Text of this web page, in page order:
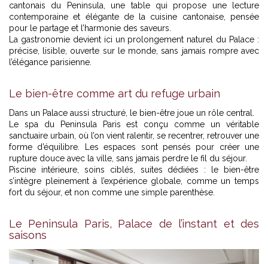
cantonais du Peninsula, une table qui propose une lecture
contemporaine et élégante de la cuisine cantonaise, pensée
pour le partage et l’harmonie des saveurs.
La gastronomie devient ici un prolongement naturel du Palace :
précise, lisible, ouverte sur le monde, sans jamais rompre avec
l’élégance parisienne.
Le bien-être comme art du refuge urbain
Dans un Palace aussi structuré, le bien-être joue un rôle central.
Le spa du Peninsula Paris est conçu comme un véritable
sanctuaire urbain, où l’on vient ralentir, se recentrer, retrouver une
forme d’équilibre. Les espaces sont pensés pour créer une
rupture douce avec la ville, sans jamais perdre le fil du séjour.
Piscine intérieure, soins ciblés, suites dédiées : le bien-être
s’intègre pleinement à l’expérience globale, comme un temps
fort du séjour, et non comme une simple parenthèse.
Le Peninsula Paris, Palace de l’instant et des
saisons